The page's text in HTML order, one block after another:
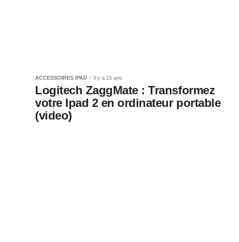
ACCESSOIRES IPAD Il y a 15 ans
Logitech ZaggMate : Transformez
votre Ipad 2 en ordinateur portable
(video)